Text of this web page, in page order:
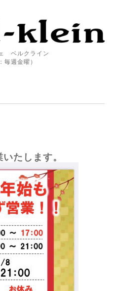
ベルクライン
毎週金曜）
たします。